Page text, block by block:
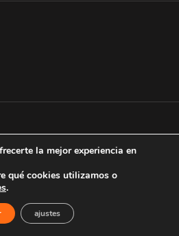
despedida de soltero inolvidable
la mejor experiencia en
qué cookies utilizamos o
.
ajustes